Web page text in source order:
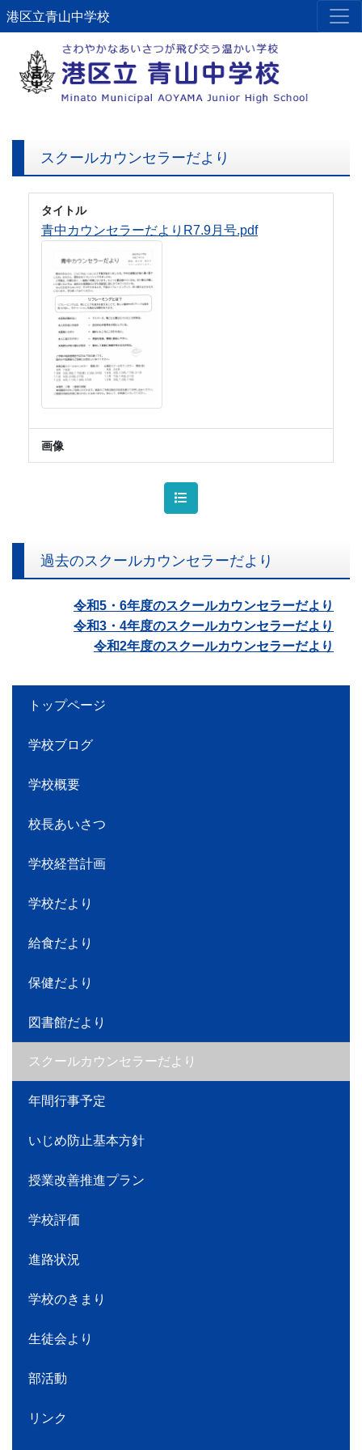
港区立青山中学校
トップページ
学校ブログ
学校概要
校長あいさつ
学校経営計画
学校だより
給食だより
保健だより
図書館だより
スクールカウンセラーだより
年間行事予定
いじめ防止基本方針
授業改善推進プラン
学校評価
進路状況
学校のきまり
生徒会より
部活動
リンク
スクールカウンセラーだより
タイトル
青中カウンセラーだよりR7.9月号.pdf
画像
過去のスクールカウンセラーだより
令和5・6年度のスクールカウンセラーだより
令和3・4年度のスクールカウンセラーだより
令和2年度のスクールカウンセラーだより